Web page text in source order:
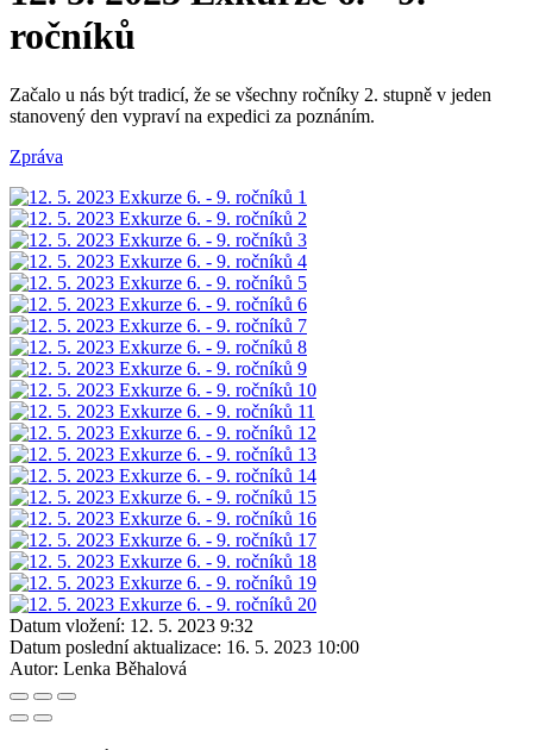
ročníků
Začalo u nás být tradicí, že se všechny ročníky 2. stupně v jeden
stanovený den vypraví na expedici za poznáním.
Zpráva
Datum vložení: 12. 5. 2023 9:32
Datum poslední aktualizace: 16. 5. 2023 10:00
Autor: Lenka Běhalová